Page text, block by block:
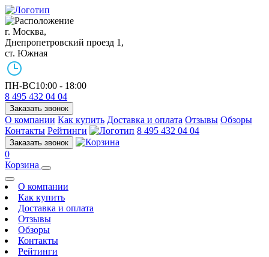
г. Москва,
Днепропетровский проезд 1,
ст. Южная
ПН-ВС10:00 - 18:00
8 495 432 04 04
Заказать звонок
О компании Как купить Доставка и оплата Отзывы Обзоры
Контакты Рейтинги 8 495 432 04 04
Заказать звонок
0
Корзина
О компании
Как купить
Доставка и оплата
Отзывы
Обзоры
Контакты
Рейтинги